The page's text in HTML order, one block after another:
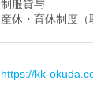
制服貸与
産休・育休制度（
https://kk-